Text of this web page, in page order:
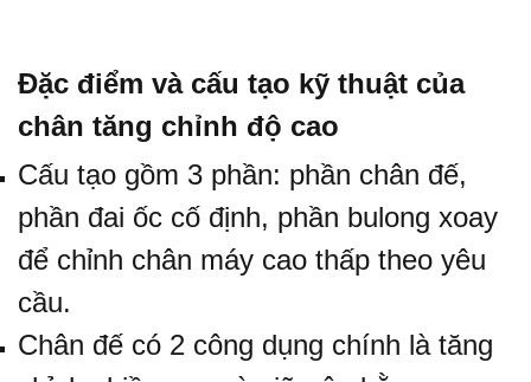
Đặc điểm và cấu tạo kỹ thuật của
chân tăng chỉnh độ cao
Cấu tạo gồm 3 phần: phần chân đế,
phần đai ốc cố định, phần bulong xoay
để chỉnh chân máy cao thấp theo yêu
cầu.
Chân đế có 2 công dụng chính là tăng